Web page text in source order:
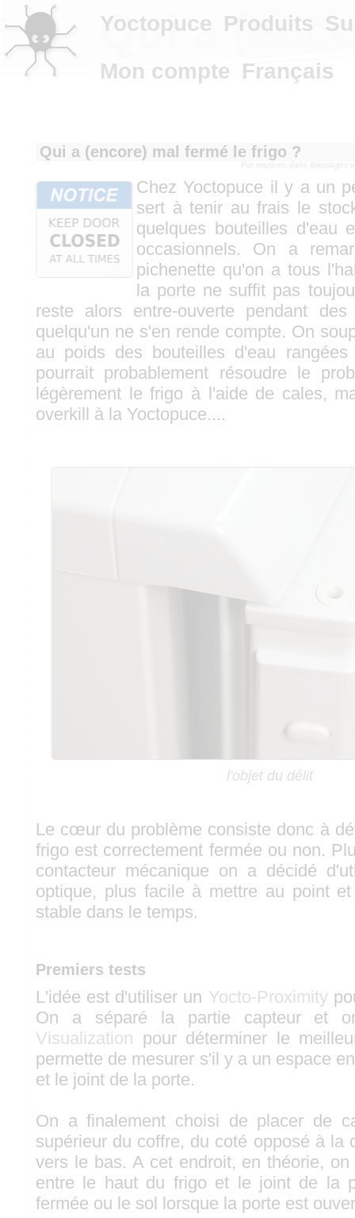
Qui a
Qui a (encore) mal fermé le frigo ?
Par Bricolages
Chez Yoctopuce il y a un
sert à tenir au frais le
quelques bouteilles d'eau
occasionnels. On a
pichenette qu'on a tous
la porte ne suffit pas
reste alors entre-ouverte pendant
quelqu'un ne s'en rende compte. On
au poids des bouteilles d'eau
pourrait probablement résoudre le
légèrement le frigo à l'aide de cales,
overkill à la Yoctopuce....
l'objet du délit
Le cœur du problème consiste donc à
frigo est correctement fermée ou non.
contacteur mécanique on a décidé
optique, plus facile à mettre au point
stable dans le temps.
Premiers tests
L'idée est d'utiliser un Yocto-Proximity
On a séparé la partie capteur et
Visualization pour déterminer le
permette de mesurer s'il y a un espace
et le joint de la porte.
On a finalement choisi de placer de
supérieur du coffre, du coté opposé à la
vers le bas. A cet endroit, en théorie,
entre le haut du frigo et le joint de la
fermée ou le sol lorsque la porte est
Yoctopuce Produits
Mon compte Français